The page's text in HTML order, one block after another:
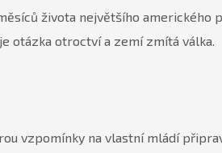
života největšího amerického
otázka otroctví a zemí zmítá válka.
vzpomínky na vlastní mládí